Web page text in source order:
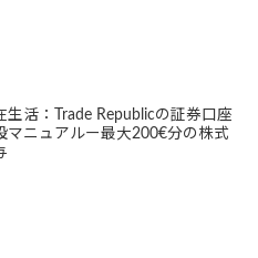
生活：Trade Republicの証券口座
マニュアルー最大200€分の株式